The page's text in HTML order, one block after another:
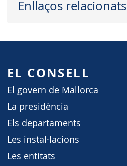
Enllaços relacionats
EL CONSELL
El govern de Mallorca
La presidència
Els departaments
Les instal·lacions
Les entitats